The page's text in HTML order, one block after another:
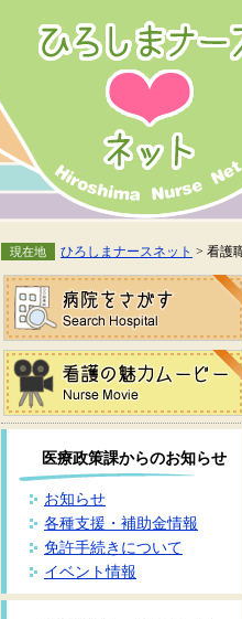
現在地 ひろしまナースネット > 看護
医療政策課からのお知らせ
お知らせ
各種支援・補助金情報
免許手続きについて
イベント情報